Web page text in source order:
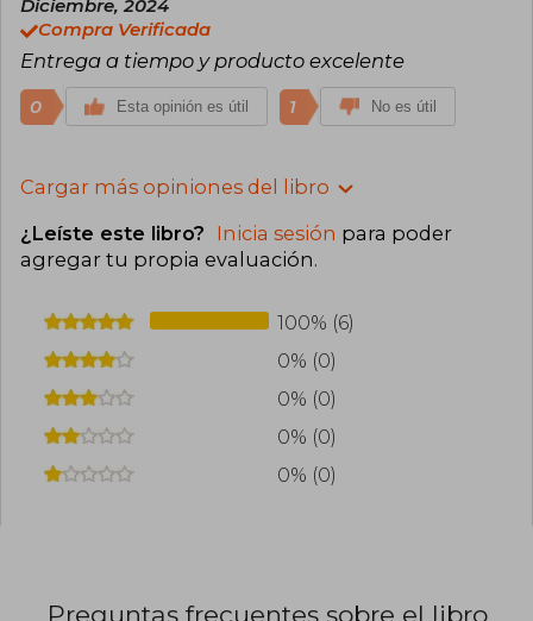
Diciembre, 2024
Compra Verificada
Entrega a tiempo y producto excelente
0 Esta opinión es útil 1 No es útil
Cargar más opiniones del libro
¿Leíste este libro? Inicia sesión para poder
agregar tu propia evaluación.
100% (6)
0% (0)
0% (0)
0% (0)
0% (0)
Preguntas frecuentes sobre el libro